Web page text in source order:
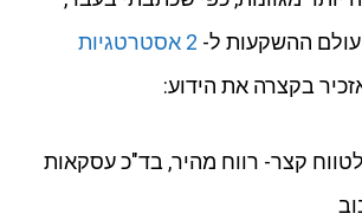
ההשקעות ל-
2 אסטרטגיות
בקצרה את הידוע:
קצר- רווח מהיר, בד"כ עסקאות